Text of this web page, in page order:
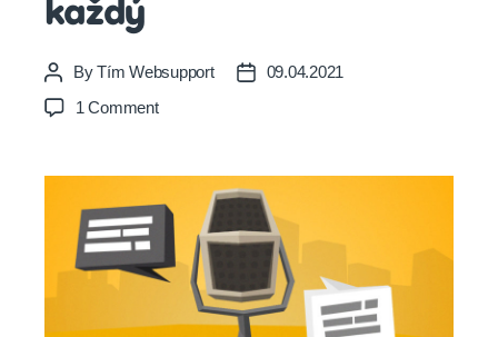
každý
Post
author
ByTím Websupport
Post09.04.2021
1 Commenton
naučiť
programovať?
yablkom
to
zvládne
každý